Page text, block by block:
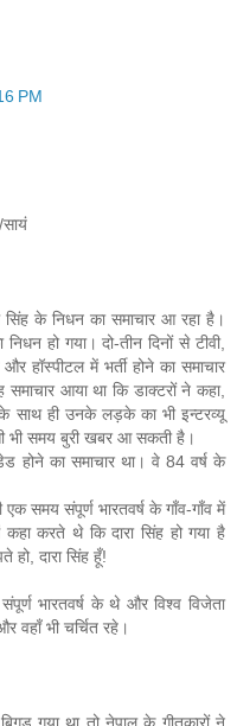
PM
सिंह के निधन का समाचार आ रहा है।
हो गया। दो-तीन दिनों से टीवी,
हॉस्पीटल में भर्ती होने का समाचार
आया था कि डाक्टरों ने कहा,
साथ ही उनके लड़के का भी इन्टरव्यू
भी समय बुरी खबर आ सकती है।
होने का समाचार था। वे 84 वर्ष के
एक समय संपूर्ण भारतवर्ष के गाँव-गाँव में
करते थे कि दारा सिंह हो गया है
हो, दारा सिंह हूँ!
भारतवर्ष के थे और विश्व विजेता
वहाँ भी चर्चित रहे।
गया था तो नेपाल के गीतकारों ने